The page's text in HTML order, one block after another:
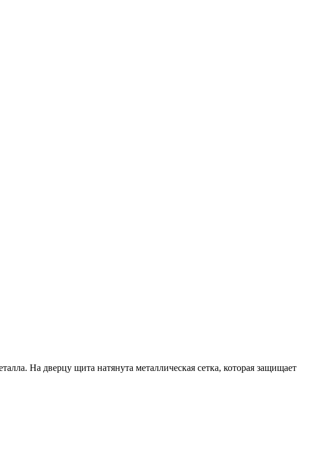
На дверцу щита натянута металлическая сетка, которая защищает